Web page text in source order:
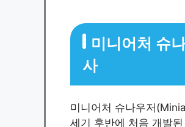
미니어처 슈
사
미니어처 슈나우저
세기 후반에 처음 개발